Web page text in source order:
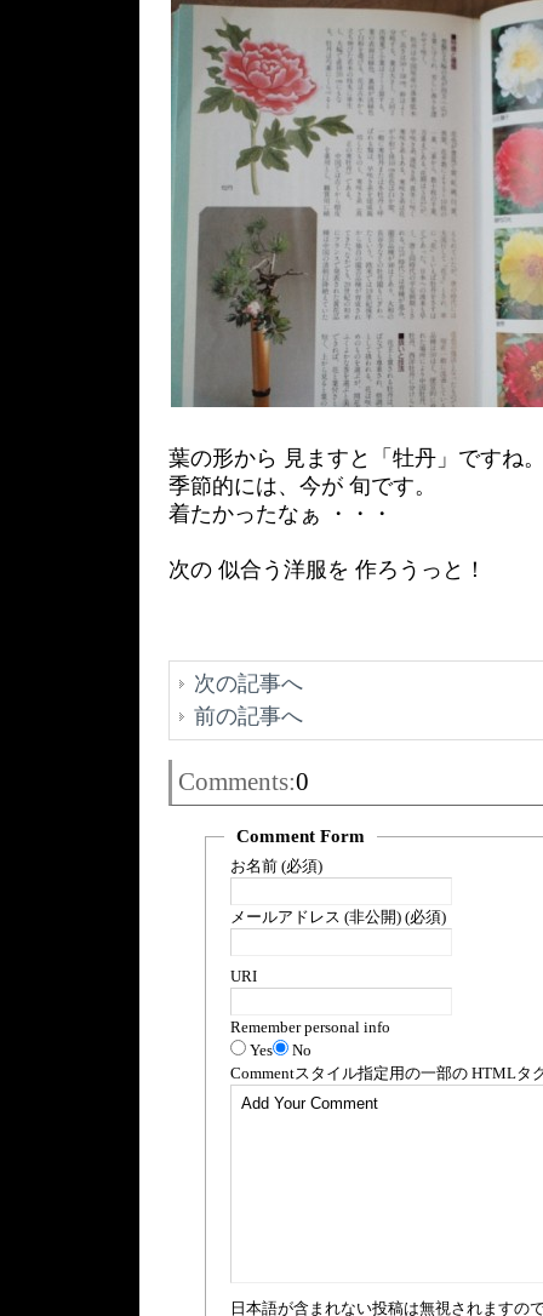
葉の形から 見ますと「牡丹」ですね
季節的には、今が 旬です。
着たかったなぁ ・・・
次の 似合う洋服を 作ろうっと！
次の記事へ
前の記事へ
Comments:0
Comment Form
お名前 (必須)
メールアドレス (非公開) (必須)
URI
Remember personal info
Yes
No
Commentスタイル指定用の一部の HTMLタ
日本語が含まれない投稿は無視されますの